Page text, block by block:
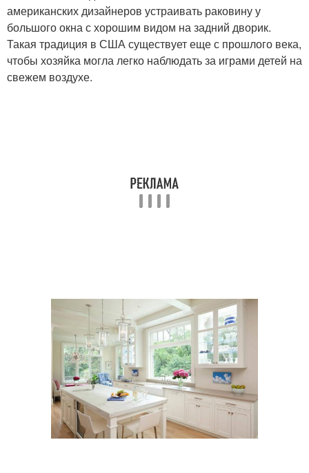
американских дизайнеров устраивать раковину у
большого окна с хорошим видом на задний дворик.
Такая традиция в США существует еще с прошлого века,
чтобы хозяйка могла легко наблюдать за играми детей на
свежем воздухе.